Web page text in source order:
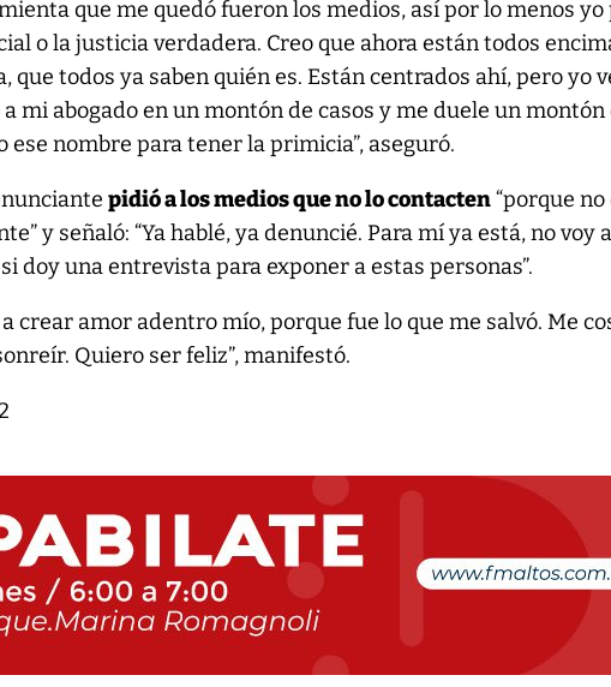
que me quedó fueron los medios, así por lo menos yo
o la justicia verdadera. Creo que ahora están todos
que todos ya saben quién es. Están centrados ahí, pero yo
mi abogado en un montón de casos y me duele un montón
ese nombre para tener la primicia”, aseguró.
pidió a los medios que no lo contacten“porque
y señaló: “Ya hablé, ya denuncié. Para mí ya está, no voy a
doy una entrevista para exponer a estas personas”.
crear amor adentro mío, porque fue lo que me salvó. Me
Quiero ser feliz”, manifestó.